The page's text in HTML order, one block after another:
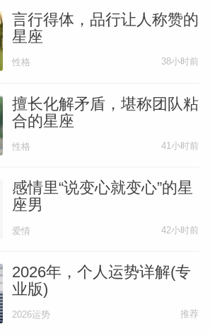
并非总是那么可爱、黏人又
婴儿天性的另一面，根据
因为完全无法照顾自己，所
解或无法满足他的需求时，
丧。
母亲也无法永远精确地解读
极端的敌意。
验留下的深刻印象，所以心
言行得体，品行让人称赞的
星座
性格 38小时前
擅长化解矛盾，堪称团队粘
合的星座
性格 41小时前
感情里“说变心就变心”的星
座男
爱情 42小时前
2026年，个人运势详解(专
业版)
2026运势 推荐